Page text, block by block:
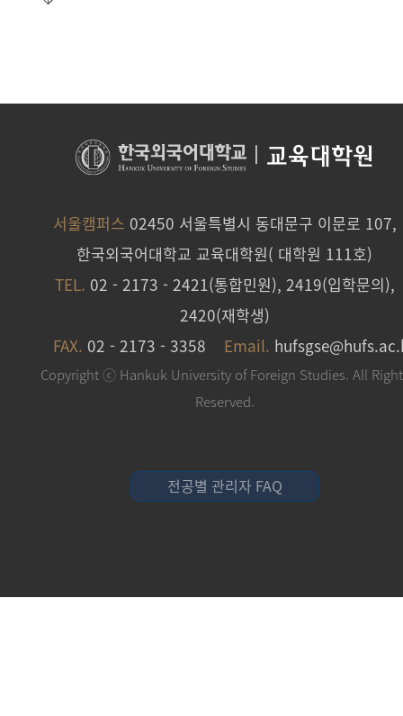
교육대학원
서울캠퍼스 02450 서울특별시 동대문구 이문로 107,
한국외국어대학교 교육대학원( 대학원 111호)
TEL. 02 - 2173 - 2421(통합민원), 2419(입학문의),
2420(재학생)
FAX. 02 - 2173 - 3358 Email.
Copyright ⓒ Hankuk University of Foreign Studies. All
Reserved.
전공별 관리자 FAQ